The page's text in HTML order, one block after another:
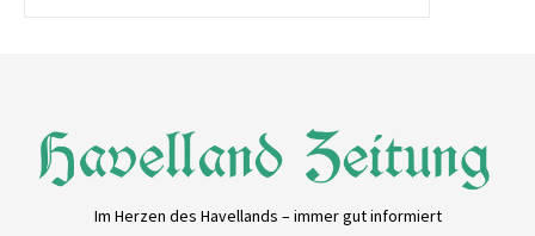
Im Herzen des Havellands – immer gut informiert